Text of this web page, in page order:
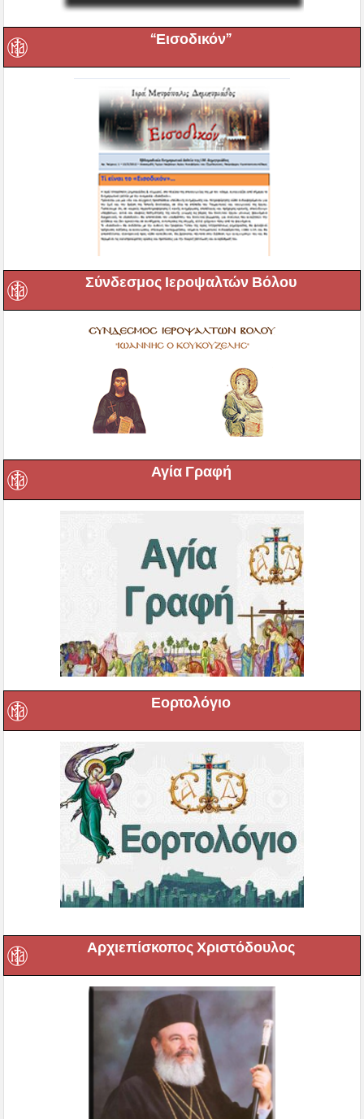
“Εισοδικόν”
Σύνδεσμος Ιεροψαλτών Βόλου
Αγία Γραφή
Εορτολόγιο
Αρχιεπίσκοπος Χριστόδουλος